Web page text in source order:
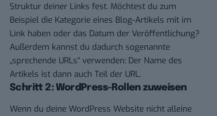
Struktur deiner Links fest. Möchtest du zum
Beispiel die Kategorie eines Blog-Artikels mit im
Link haben oder das Datum der Veröffentlichung?
Außerdem kannst du dadurch sogenannte
„sprechende URLs“ verwenden: Der Name des
Artikels ist dann auch Teil der URL.
Schritt 2: WordPress-Rollen zuweisen
Wenn du deine WordPress Website nicht alleine